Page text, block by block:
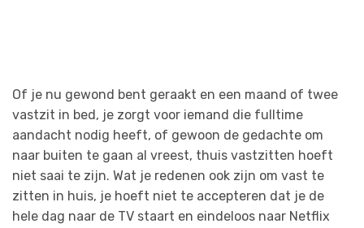
Of je nu gewond bent geraakt en een maand of twee
vastzit in bed, je zorgt voor iemand die fulltime
aandacht nodig heeft, of gewoon de gedachte om
naar buiten te gaan al vreest, thuis vastzitten hoeft
niet saai te zijn. Wat je redenen ook zijn om vast te
zitten in huis, je hoeft niet te accepteren dat je de
hele dag naar de TV staart en eindeloos naar Netflix